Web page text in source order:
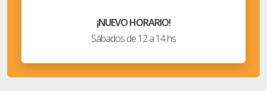
¡NUEVO HORARIO!
Sábados de 12 a 14 hs